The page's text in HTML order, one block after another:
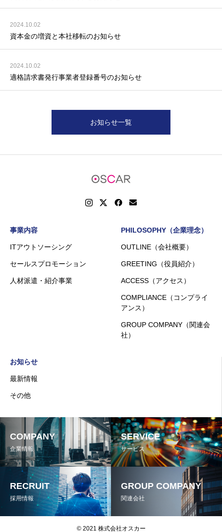
2024.10.02
資本金の増資と本社移転のお知らせ
2024.10.02
適格請求書発行事業者登録番号のお知らせ
お知らせ一覧
事業内容
ITアウトソーシング
セールスプロモーション
人材派遣・紹介事業
PHILOSOPHY（企業理念）
OUTLINE（会社概要）
GREETING（役員紹介）
ACCESS（アクセス）
COMPLIANCE（コンプライ
アンス）
GROUP COMPANY（関連会
社）
お知らせ
最新情報
その他
COMPANY
企業情報
SERVICE
サービス
RECRUIT
採用情報
GROUP COMPANY
関連会社
© 2021 株式会社オスカー